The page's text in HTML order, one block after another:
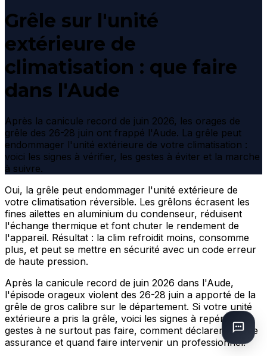
Grêle sur l'unité
extérieure de
climatisation : que faire
dans l'Aude
Après la canicule record de juin 2026, les orages de
grêle des 26-28 juin ont frappé l'Aude. La grêle peut
endommager l'unité extérieure de votre climatisation :
voici les signes à vérifier, les gestes à éviter et la marche
à suivre.
Oui, la grêle peut endommager l'unité extérieure de
votre climatisation réversible. Les grêlons écrasent les
fines ailettes en aluminium du condenseur, réduisent
l'échange thermique et font chuter le rendement de
l'appareil. Résultat : la clim refroidit moins, consomme
plus, et peut se mettre en sécurité avec un code erreur
de haute pression.
Après la canicule record de juin 2026 dans l'Aude,
l'épisode orageux violent des 26-28 juin a apporté de la
grêle de gros calibre sur le département. Si votre unité
extérieure a pris la grêle, voici les signes à repérer, les
gestes à ne surtout pas faire, comment déclarer à votre
assurance et quand faire intervenir un professionnel.